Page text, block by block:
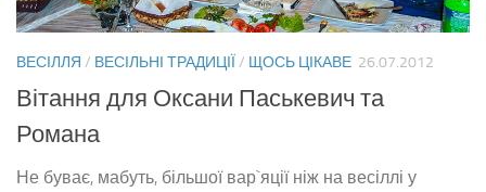
ВЕСІЛЛЯ / ВЕСІЛЬНІ ТРАДИЦІЇ / ЩОСЬ ЦІКАВЕ 26.07.2012
Вітання для Оксани Паськевич та
Романа
Не буває, мабуть, більшої вар`яції ніж на весіллі у